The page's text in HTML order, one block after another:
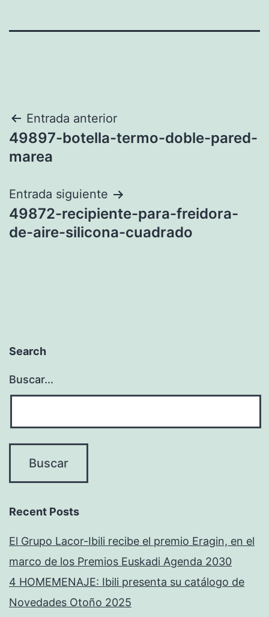
Navegación
de
Entrada anterior
49897-botella-termo-doble-pared-
marea
Entrada siguiente
49872-recipiente-para-freidora-
de-aire-silicona-cuadrado
Search
Buscar...
Recent Posts
El Grupo Lacor-Ibili recibe el premio Eragin, en el
marco de los Premios Euskadi Agenda 2030
4 HOMEMENAJE: Ibili presenta su catálogo de
Novedades Otoño 2025